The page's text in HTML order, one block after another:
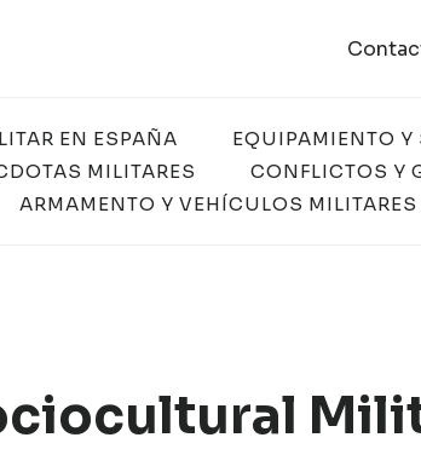
EN ESPAÑA EQUIPAMIENTO
MILITARES CONFLICTOS Y
ARMAMENTO Y VEHÍCULOS MILITARES